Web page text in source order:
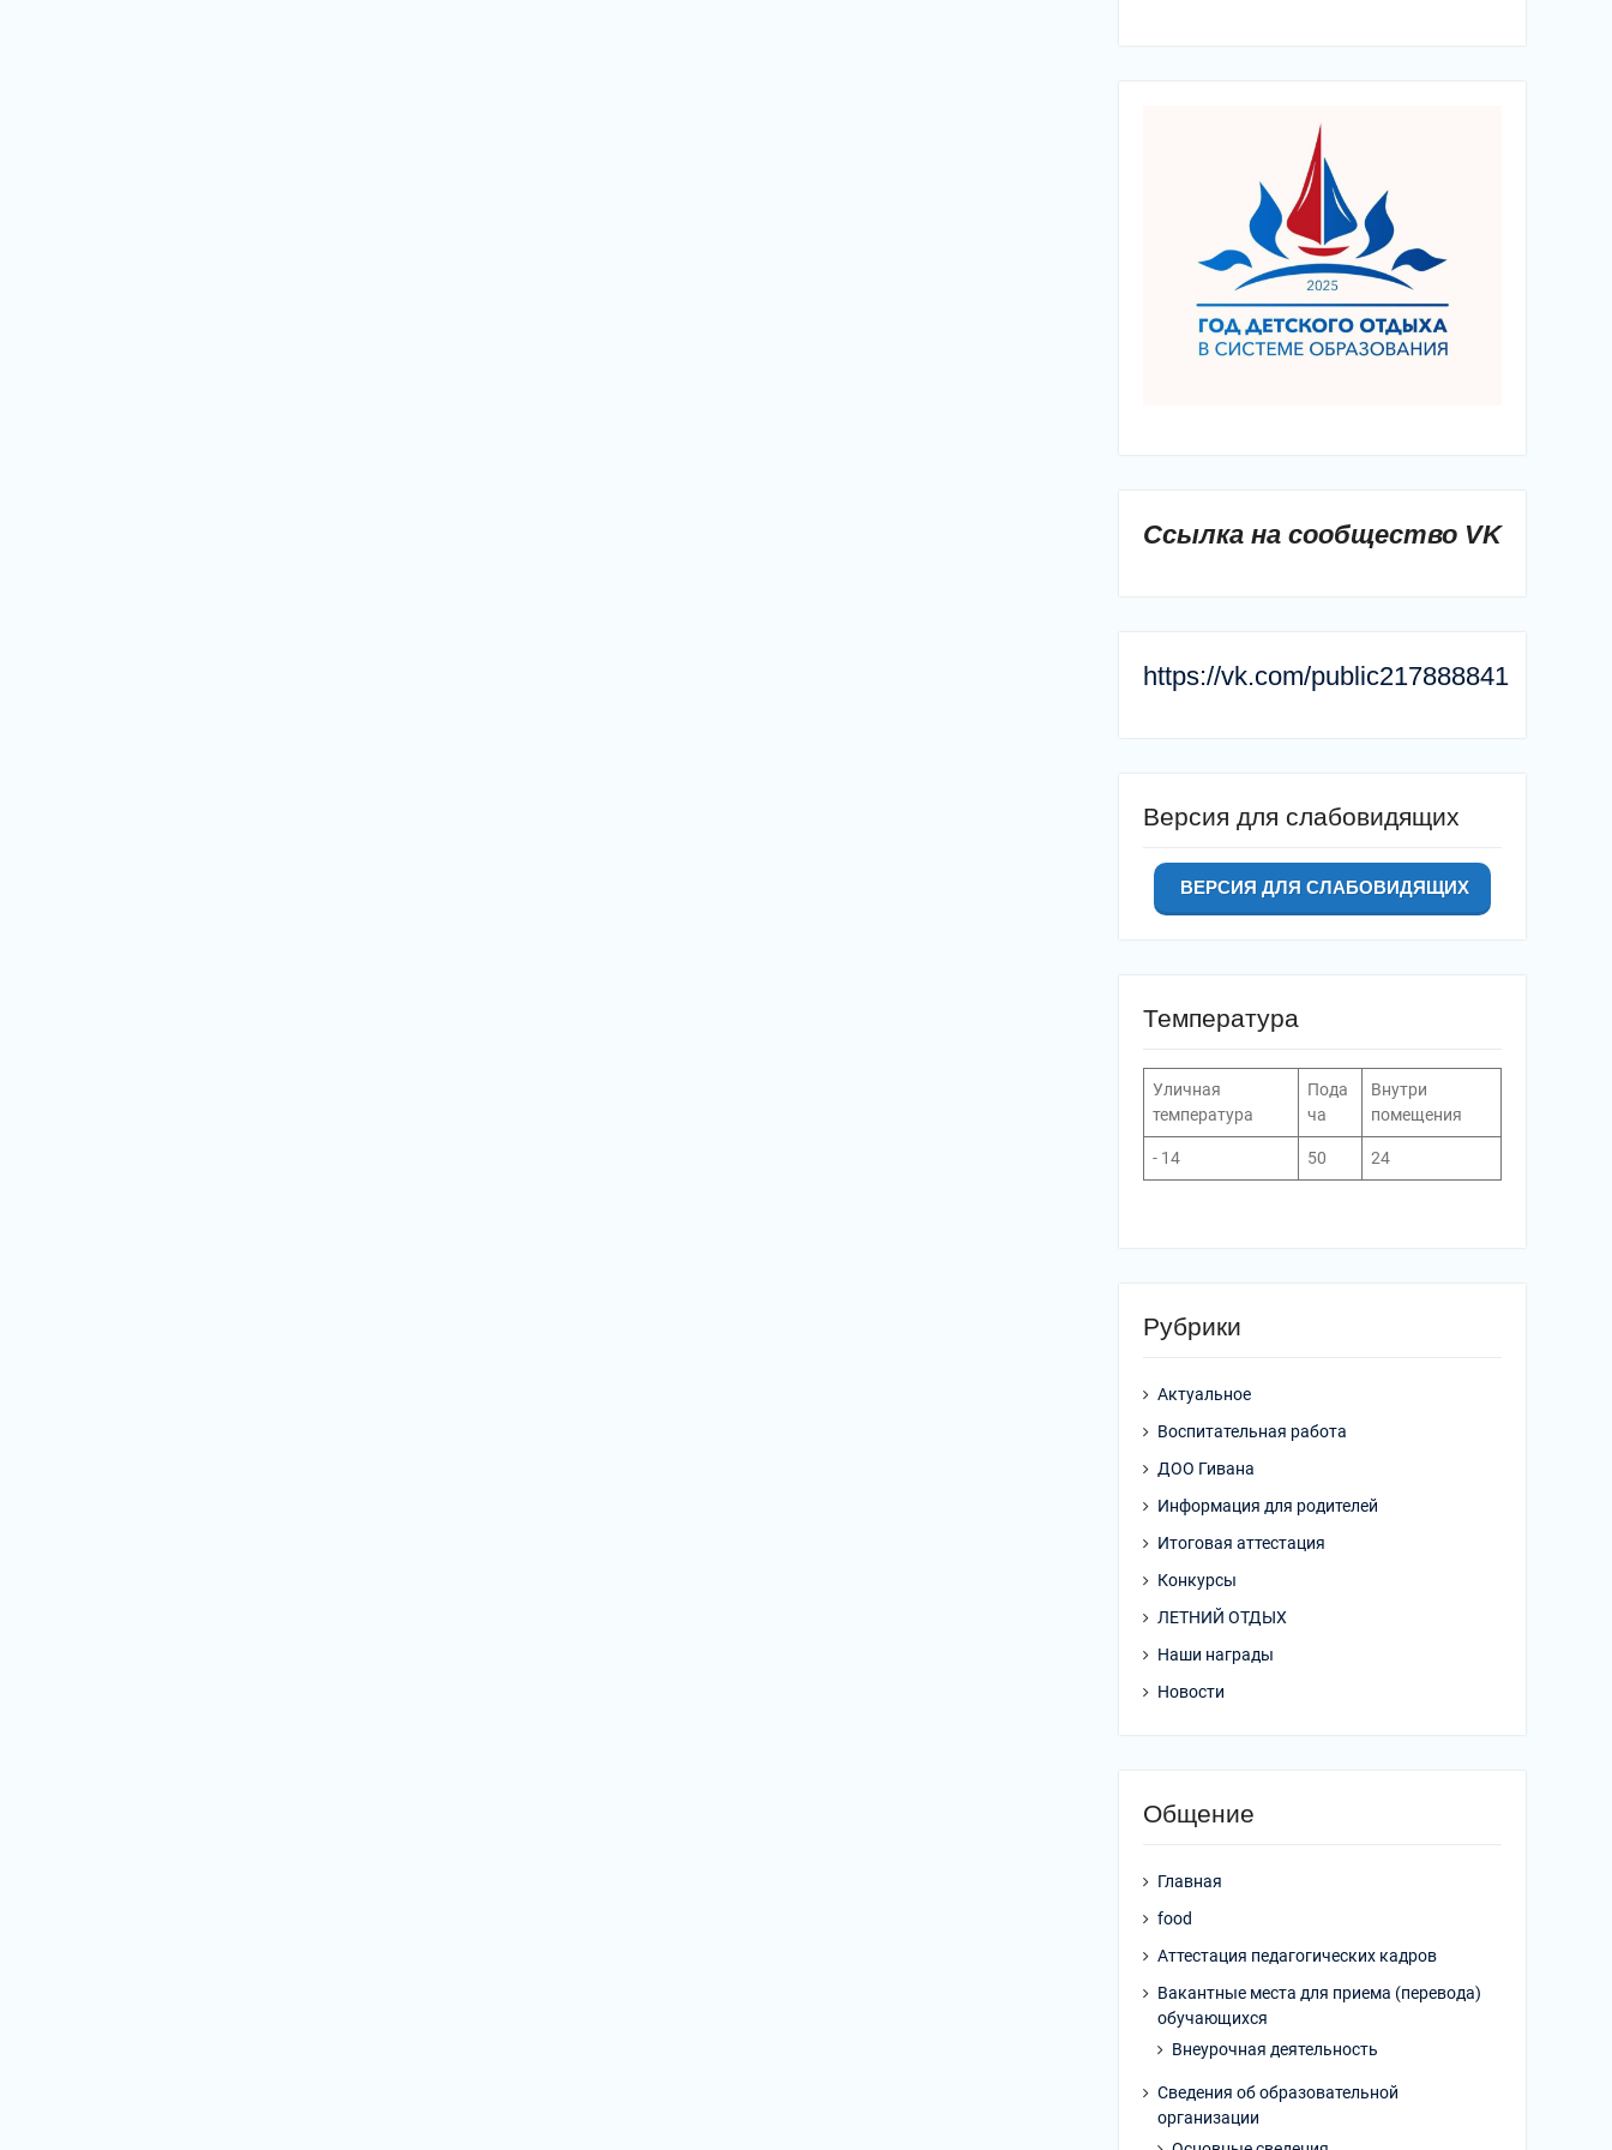
Ссылка на сообщество VK
https://vk.com/public217888841
Версия для слабовидящих
ВЕРСИЯ ДЛЯ СЛАБОВИДЯЩИХ
Температура
Уличная
температура
Пода
ча
Внутри
помещения
- 14 50 24
Рубрики
Актуальное
Воспитательная работа
ДОО Гивана
Информация для родителей
Итоговая аттестация
Конкурсы
ЛЕТНИЙ ОТДЫХ
Наши награды
Новости
Общение
Главная
food
Аттестация педагогических кадров
Вакантные места для приема (перевода)
обучающихся
Внеурочная деятельность
Сведения об образовательной
организации